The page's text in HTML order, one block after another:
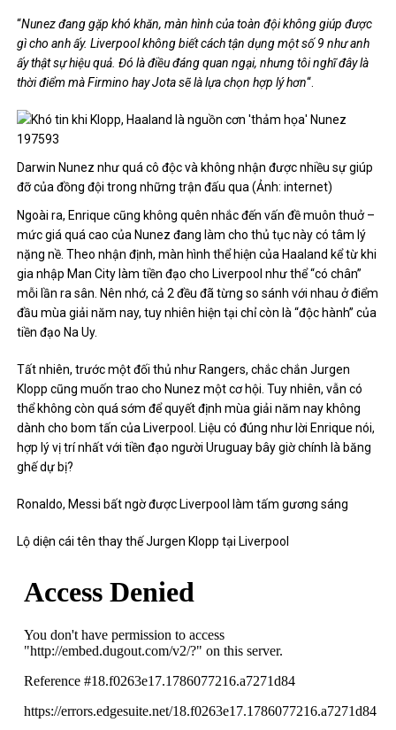
“Nunez đang gặp khó khăn, màn hình của toàn đội không giúp được
gì cho anh ấy. Liverpool không biết cách tận dụng một số 9 như anh
ấy thật sự hiệu quả. Đó là điều đáng quan ngại, nhưng tôi nghĩ đây là
thời điểm mà Firmino hay Jota sẽ là lựa chọn hợp lý hơn“.
Darwin Nunez như quá cô độc và không nhận được nhiều sự giúp
đỡ của đồng đội trong những trận đấu qua (Ảnh: internet)
Ngoài ra, Enrique cũng không quên nhắc đến vấn đề muôn thuở –
mức giá quá cao của Nunez đang làm cho thủ tục này có tâm lý
nặng nề. Theo nhận định, màn hình thể hiện của Haaland kể từ khi
gia nhập Man City làm tiền đạo cho Liverpool như thể “có chân”
mỗi lần ra sân. Nên nhớ, cả 2 đều đã từng so sánh với nhau ở điểm
đầu mùa giải năm nay, tuy nhiên hiện tại chỉ còn là “độc hành” của
tiền đạo Na Uy.
Tất nhiên, trước một đối thủ như Rangers, chắc chắn Jurgen
Klopp cũng muốn trao cho Nunez một cơ hội. Tuy nhiên, vẫn có
thể không còn quá sớm để quyết định mùa giải năm nay không
dành cho bom tấn của Liverpool. Liệu có đúng như lời Enrique nói,
hợp lý vị trí nhất với tiền đạo người Uruguay bây giờ chính là băng
ghế dự bị?
Ronaldo, Messi bất ngờ được Liverpool làm tấm gương sáng
Lộ diện cái tên thay thế Jurgen Klopp tại Liverpool